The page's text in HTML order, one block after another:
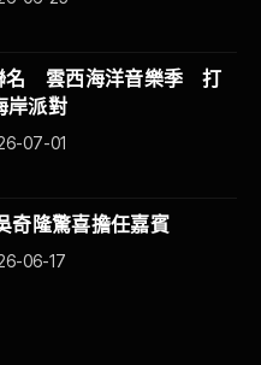
名 雲西海洋音樂季 打
岸派對
07-01
奇隆驚喜擔任嘉賓
06-17